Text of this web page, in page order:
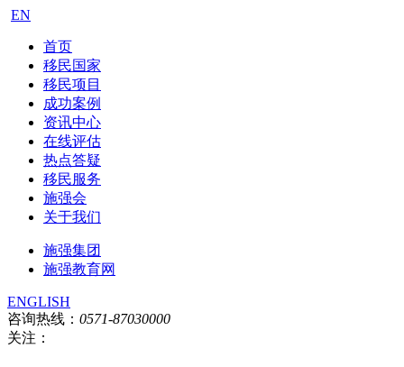
EN
首页
移民国家
移民项目
成功案例
资讯中心
在线评估
热点答疑
移民服务
施强会
关于我们
施强集团
施强教育网
ENGLISH
咨询热线： 0571-87030000
关注：